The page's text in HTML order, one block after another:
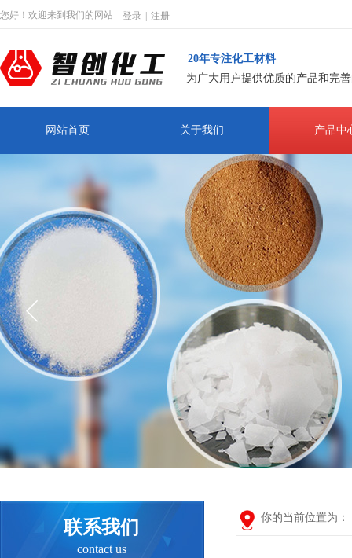
登录 注册
您好！欢迎来到我们的网站
20年专注化工材料
为广大用户提供优质的产品和完
网站首页 关于我们 产品中
你的当前位置为：
联系我们
contact us